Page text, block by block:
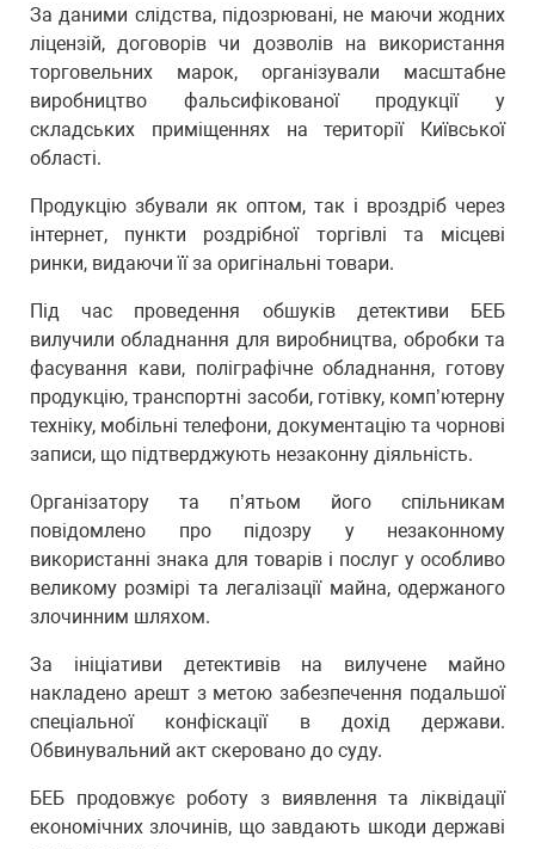
За даними слідства, підозрювані, не маючи жодних
ліцензій, договорів чи дозволів на використання
торговельних марок, організували масштабне
виробництво фальсифікованої продукції у
складських приміщеннях на території Київської
області.
Продукцію збували як оптом, так і вроздріб через
інтернет, пункти роздрібної торгівлі та місцеві
ринки, видаючи її за оригінальні товари.
Під час проведення обшуків детективи БЕБ
вилучили обладнання для виробництва, обробки та
фасування кави, поліграфічне обладнання, готову
продукцію, транспортні засоби, готівку, комп’ютерну
техніку, мобільні телефони, документацію та чорнові
записи, що підтверджують незаконну діяльність.
Організатору та п’ятьом його спільникам
повідомлено про підозру у незаконному
використанні знака для товарів і послуг у особливо
великому розмірі та легалізації майна, одержаного
злочинним шляхом.
За ініціативи детективів на вилучене майно
накладено арешт з метою забезпечення подальшої
спеціальної конфіскації в дохід держави.
Обвинувальний акт скеровано до суду.
БЕБ продовжує роботу з виявлення та ліквідації
економічних злочинів, що завдають шкоди державі